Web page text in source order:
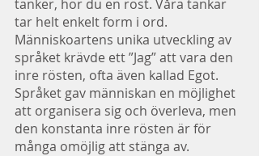
tänker, hör du en röst. Våra tankar
tar helt enkelt form i ord.
Människoartens unika utveckling av
språket krävde ett ”Jag” att vara den
inre rösten, ofta även kallad Egot.
Språket gav människan en möjlighet
att organisera sig och överleva, men
den konstanta inre rösten är för
många omöjlig att stänga av.